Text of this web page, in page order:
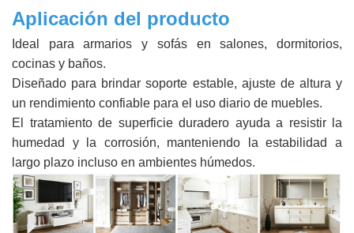
Aplicación del producto
Ideal para armarios y sofás en salones, dormitorios,
cocinas y baños.
Diseñado para brindar soporte estable, ajuste de altura y
un rendimiento confiable para el uso diario de muebles.
El tratamiento de superficie duradero ayuda a resistir la
humedad y la corrosión, manteniendo la estabilidad a
largo plazo incluso en ambientes húmedos.